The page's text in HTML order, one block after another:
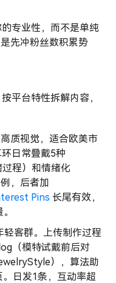
专业性，而不是单纯
先冲粉丝数积累势
平台特性拆解内容，
质视觉，适合欧美市
日常叠戴5种
程）和情绪化
，后者加
Pins 长尾有效，
轻客群。上传制作过程
（模特试戴前后对
），算法助
日发1条，互动率超